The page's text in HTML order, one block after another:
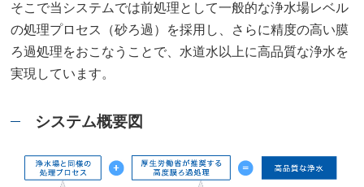
そこで当システムでは前処理として一般的な浄水場レベル
の処理プロセス（砂ろ過）を採用し、さらに精度の高い膜
ろ過処理をおこなうことで、水道水以上に高品質な浄水を
実現しています。
システム概要図